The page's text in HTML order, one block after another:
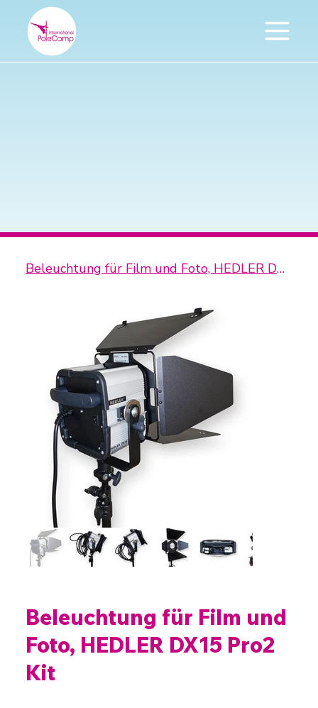
Beleuchtung für Film und Foto, HEDLER DX15 Pro2 Kit
Beleuchtung für Film und
Foto, HEDLER DX15 Pro2
Kit